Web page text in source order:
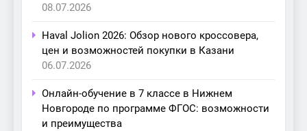
08.07.2026
Haval Jolion 2026: Обзор нового кроссовера,
цен и возможностей покупки в Казани
06.07.2026
Онлайн-обучение в 7 классе в Нижнем
Новгороде по программе ФГОС: возможности
и преимущества